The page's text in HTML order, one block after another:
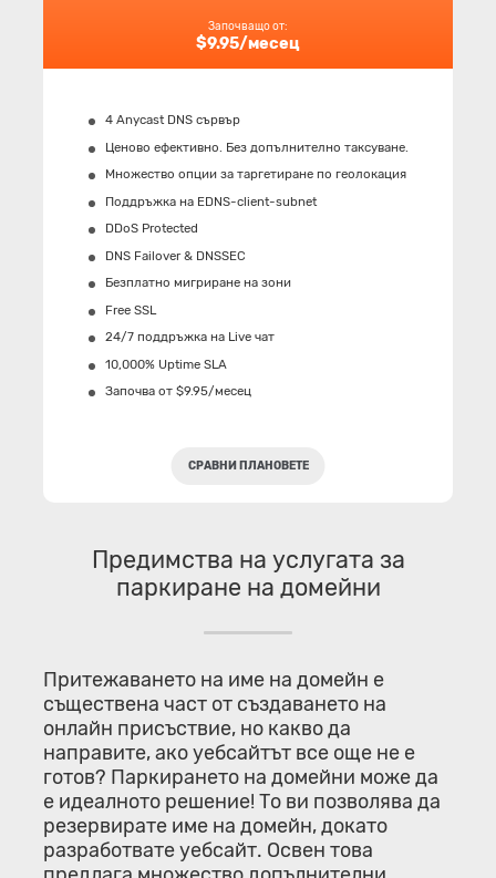
Започващо от:
$9.95/месец
4 Anycast DNS сървър
Ценово ефективно. Без допълнително таксуване.
Множество опции за таргетиране по геолокация
Поддръжка на EDNS-client-subnet
DDoS Protected
DNS Failover & DNSSEC
Безплатно мигриране на зони
Free SSL
24/7 поддръжка на Live чат
10,000% Uptime SLA
Започва от $9.95/месец
СРАВНИ ПЛАНОВЕТЕ
Предимства на услугата за
паркиране на домейни
Притежаването на име на домейн е
съществена част от създаването на
онлайн присъствие, но какво да
направите, ако уебсайтът все още не е
готов? Паркирането на домейни може да
е идеалното решение! То ви позволява да
резервирате име на домейн, докато
разработвате уебсайт. Освен това